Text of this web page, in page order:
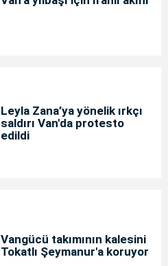
Leyla Zana’ya yönelik ırkçı
saldırı Van'da protesto
edildi
Vangücü takımının kalesini
Tokatlı Şeymanur'a koruyor